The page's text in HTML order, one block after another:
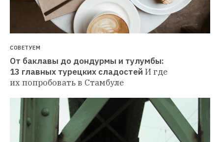
СОВЕТУЕМ
От баклавы до дондурмы и тулумбы:
13 главных турецких сладостей И где
их попробовать в Стамбуле